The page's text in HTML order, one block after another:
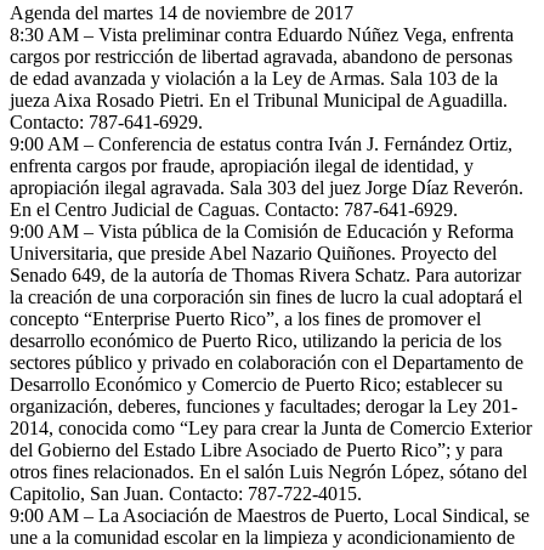
Agenda del martes 14 de noviembre de 2017
8:30 AM – Vista preliminar contra Eduardo Núñez Vega, enfrenta
cargos por restricción de libertad agravada, abandono de personas
de edad avanzada y violación a la Ley de Armas. Sala 103 de la
jueza Aixa Rosado Pietri. En el Tribunal Municipal de Aguadilla.
Contacto: 787-641-6929.
9:00 AM – Conferencia de estatus contra Iván J. Fernández Ortiz,
enfrenta cargos por fraude, apropiación ilegal de identidad, y
apropiación ilegal agravada. Sala 303 del juez Jorge Díaz Reverón.
En el Centro Judicial de Caguas. Contacto: 787-641-6929.
9:00 AM – Vista pública de la Comisión de Educación y Reforma
Universitaria, que preside Abel Nazario Quiñones. Proyecto del
Senado 649, de la autoría de Thomas Rivera Schatz. Para autorizar
la creación de una corporación sin fines de lucro la cual adoptará el
concepto “Enterprise Puerto Rico”, a los fines de promover el
desarrollo económico de Puerto Rico, utilizando la pericia de los
sectores público y privado en colaboración con el Departamento de
Desarrollo Económico y Comercio de Puerto Rico; establecer su
organización, deberes, funciones y facultades; derogar la Ley 201-
2014, conocida como “Ley para crear la Junta de Comercio Exterior
del Gobierno del Estado Libre Asociado de Puerto Rico”; y para
otros fines relacionados. En el salón Luis Negrón López, sótano del
Capitolio, San Juan. Contacto: 787-722-4015.
9:00 AM – La Asociación de Maestros de Puerto, Local Sindical, se
une a la comunidad escolar en la limpieza y acondicionamiento de